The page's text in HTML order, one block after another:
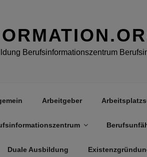
Berufsinformationszentrum
Arbeitgeber
Duale Ausbildung